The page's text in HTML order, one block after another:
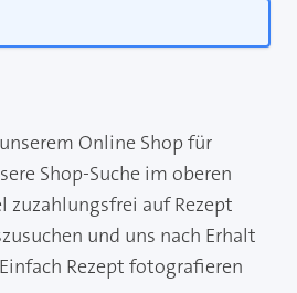
Online Shop für
Shop-Suche im oberen
zuzahlungsfrei auf Rezept
und uns nach Erhalt
Rezept fotografieren